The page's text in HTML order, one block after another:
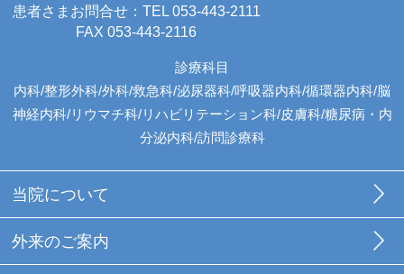
患者さまお問合せ：TEL 053-443-2111
FAX 053-443-2116
診療科目
内科/整形外科/外科/救急科/泌尿器科/呼吸器内科/循環器内科/脳
神経内科/リウマチ科/リハビリテーション科/皮膚科/糖尿病・内
分泌内科/訪問診療科
当院について
外来のご案内